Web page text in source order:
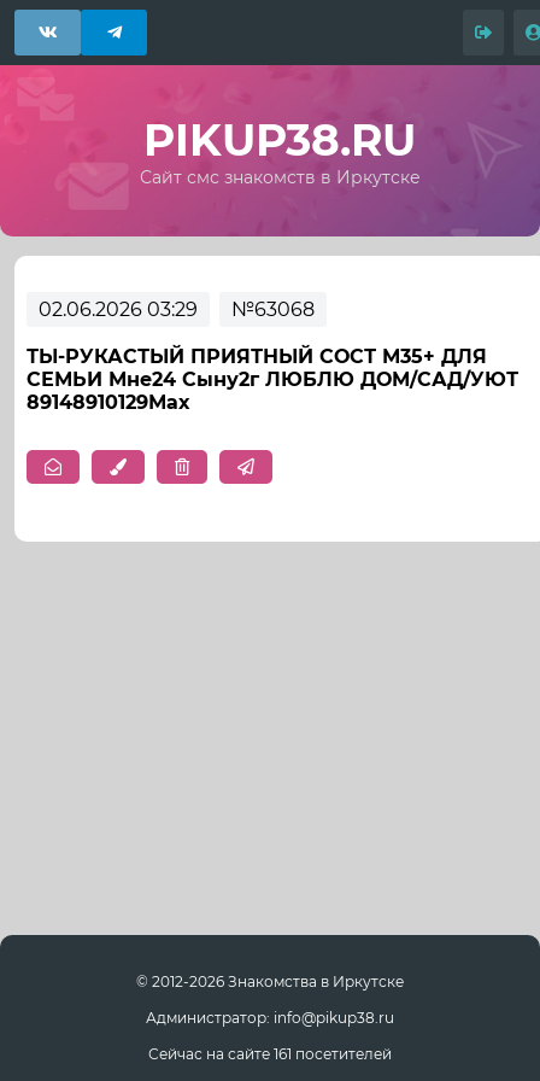
PIKUP38.RU
Сайт смс знакомств в Иркутске
02.06.2026 03:29 №63068
ТЫ-РУКАСТЫЙ ПРИЯТНЫЙ СОСТ М35+ ДЛЯ
СЕМЬИ Мне24 Сыну2г ЛЮБЛЮ ДОМ/САД/УЮТ
89148910129Мах
© 2012-2026 Знакомства в Иркутске
Администратор: info@pikup38.ru
Сейчас на сайте 161 посетителей